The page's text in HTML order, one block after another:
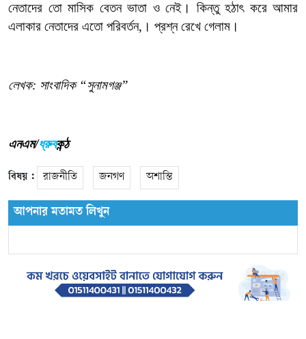
নেতাদের তো মাসিক বেতন ভাতা ও নেই। কিন্তু হঠাৎ করে আমার
এলাকার নেতাদের এতো পরিবর্তন,। প্রশ্ন রেখে গেলাম।
লেখক: সাংবাদিক “সুনামগঞ্জ”
এনএম/ধ্রুবকন্ঠ
বিষয় : রাজনীতি জনগণ অশান্তি
আপনার মতামত লিখুন